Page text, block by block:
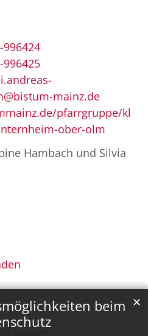
beim ✕
996424
996425
mainz.de
pfarrgruppe/kl
ober-olm
Hambach und Silvia